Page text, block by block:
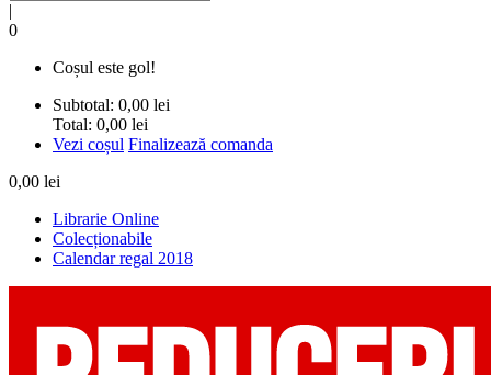
|
0
Coșul este gol!
Subtotal: 0,00 lei
Total: 0,00 lei
Vezi coșul Finalizează comanda
0,00 lei
Librarie Online
Colecționabile
Calendar regal 2018